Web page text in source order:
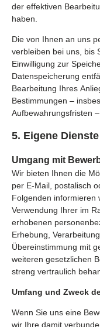
der effektiven
haben.
Die von Ihnen an uns
verbleiben bei uns, bis
Einwilligung zur
Datenspeicherung
Bearbeitung Ihres
Bestimmungen –
Aufbewahrungsfristen
5. Eigene Dienste
Umgang mit
Wir bieten Ihnen die
per E-Mail, postalisch
Folgenden informieren
Verwendung Ihrer im
erhobenen
Erhebung,
Übereinstimmung mit
weiteren gesetzlichen
streng vertraulich
Umfang und Zweck
Wenn Sie uns eine
wir Ihre damit